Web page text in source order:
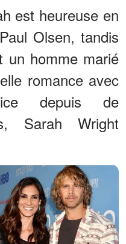
est heureuse en
Olsen, tandis
un homme marié
romance avec
depuis de
Sarah Wright